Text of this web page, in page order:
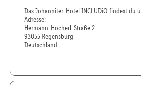
Das Johanniter-Hotel INCLUDiO findest du
Adresse:
Hermann-Höcherl-Straße 2
93055 Regensburg
Deutschland